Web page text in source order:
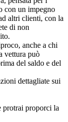
con un impegno
altri clienti, con la
di non
anche a chi
vettura può
del saldo e del
dettagliate sui
protrai proporci la